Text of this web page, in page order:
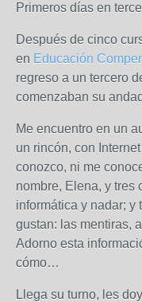
Primeros días en
Después de cinco
en Educación
regreso a un tercero
comenzaban su
Me encuentro en un
un rincón, con
conozco, ni me
nombre, Elena, y tres
informática y nadar; y
gustan: las mentiras,
Adorno esta
cómo…
Llega su turno, les